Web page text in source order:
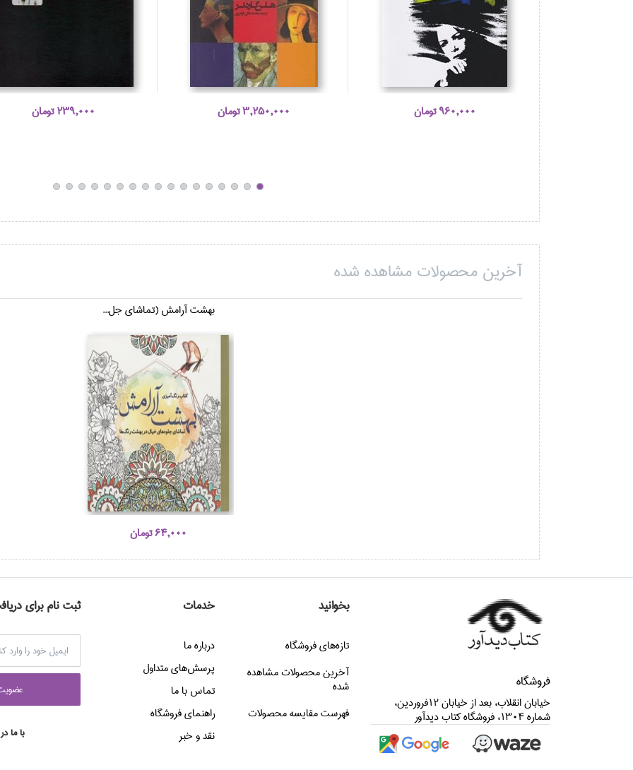
960,000 تومان 3,250,000 تومان 239,000 تومان
آخرین محصولات مشاهده شده
بهشت آرامش (تماشاي جل...
64,000 تومان
فروشگاه
خيابان انقلاب، بعد از خيابان 12فروردين،
شماره 1304، فروشگاه كتاب ديدآور
بخوانید
تازه‌هاي فروشگاه
آخرین محصولات مشاهده
شده
فهرست مقایسه محصولات
خدمات
درباره ما
پرسش‌هاي متداول
تماس با ما
راهنماي فروشگاه
نقد و خبر
ثبت نام برای
با ما